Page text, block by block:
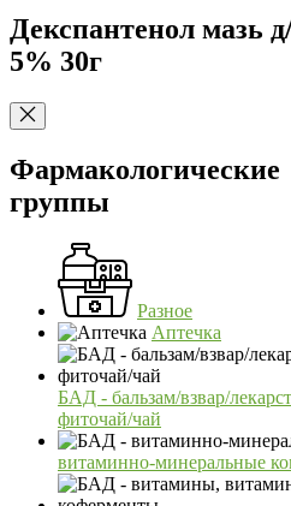
Декспантенол мазь
5% 30г
Фармакологические
группы
Разное
Аптечка
БАД - бальзам/взвар/
фиточай/чай
витаминно-минеральные